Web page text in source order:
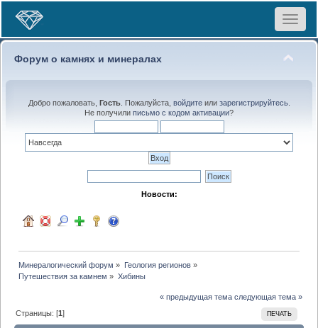
Toggle
Форум о камнях и минералах
Добро пожаловать, Гость. Пожалуйста, войдитеили зарегистрируйтесь.
Не получили письмо с кодом активации?
Новости:
Минералогический форум » Геология регионов»
Путешествия за камнем » Хибины
« предыдущая тема следующая тема »
ПЕЧАТЬ
Страницы: [1]